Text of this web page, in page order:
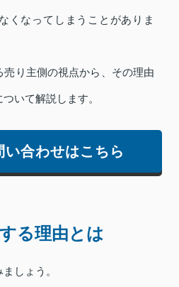
くなってしまうことがありま
り主側の視点から、その理由
いて解説します。
い合わせはこちら
る理由とは
しょう。